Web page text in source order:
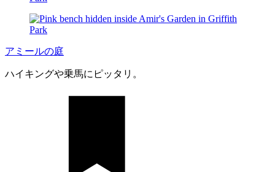
アミールの庭
ハイキングや乗馬にピッタリ。